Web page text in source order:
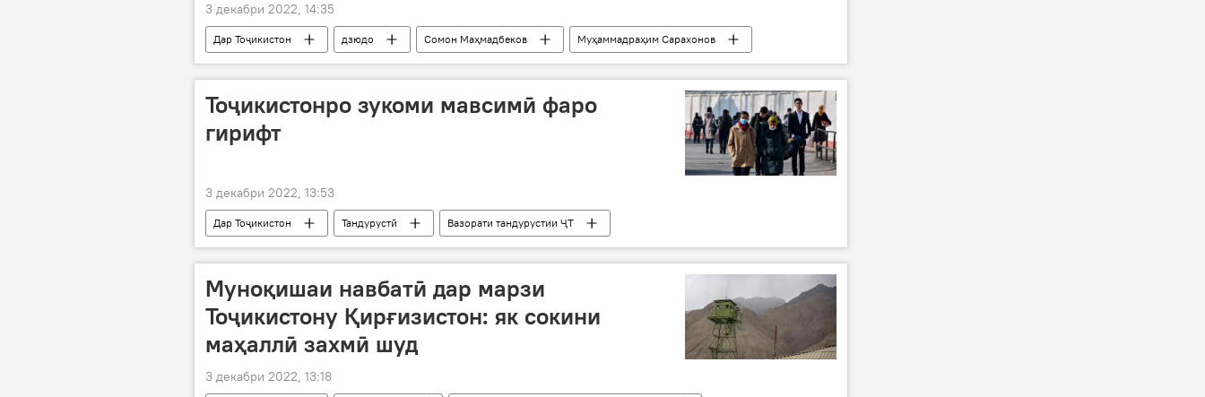
3 декабри 2022, 14:35
Дар Тоҷикистон дзюдо Сомон Маҳмадбеков
Муҳаммадраҳим Сарахонов
Токио
Навигариҳои варзиши Тоҷикистон
Тоҷикистонро зукоми мавсимӣ фаро
гирифт
3 декабри 2022, 13:53
Дар Тоҷикистон Тандурустӣ Вазорати тандурустии ҶТ
Муноқишаи навбатӣ дар марзи
Тоҷикистону Қирғизистон: як сокини
маҳаллӣ захмӣ шуд
3 декабри 2022, 13:18